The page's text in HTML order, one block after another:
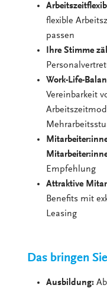
flexible
passen
Ihre Stimme
Work-Life-
Vereinbarkeit
Empfehlung
Attraktive
Benefits mit
Leasing
Das bringen
Ausbildung: